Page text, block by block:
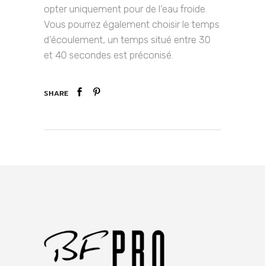
opter uniquement pour de l’eau froide.
Vous pourrez également choisir le temps
d’écoulement, un temps situé entre 30
et 40 secondes est préconisé.
SHARE